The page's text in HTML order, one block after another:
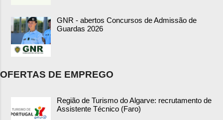
GNR - abertos Concursos de Admissão de
Guardas 2026
OFERTAS DE EMPREGO
Região de Turismo do Algarve: recrutamento de
Assistente Técnico (Faro)